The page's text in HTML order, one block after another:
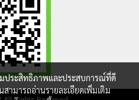
มประสิทธิภาพและประสบการณ์ที่ดี
สามารถอ่านรายละเอียดเพิ่มเติม